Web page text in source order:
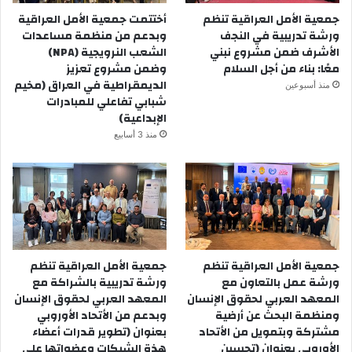
في السنوات الأخيرة في المجتمع، وإيصال رسالة السلام والتعاون
والمحبة الى أبناء مدينة كركوك المتآخية.
جمعية الأمل العراقية تنظم
ورشة تدريبية في النجف
الأشرف ضمن مشروع نبني
معًا: بناء من أجل السلام
منذ أسبوعين
أختتمت جمعية الأمل العراقية
وبدعم من منظمة مساعدات
الشعب النرويجية (NPA)
وضمن مشروع تعزيز
الديمقراطية في العراق (مخيم
شبابي تفاعلي للمبادرات
الإبداعية)
منذ 3 أسابيع
جمعية الأمل العراقية تنظم
ورشة عمل بالتعاون مع
المعهد العربي لحقوق الإنسان
ومنظمة البحث عن أرضية
مشتركة وبتمويل من الأتحاد
جمعية الأمل العراقية تنظم
ورشة تدريبية بالشراكة مع
المعهد العربي لحقوق الإنسان
وبدعم من الأتحاد الأوروبي
بعنوان (تطوير قدرات أعضاء